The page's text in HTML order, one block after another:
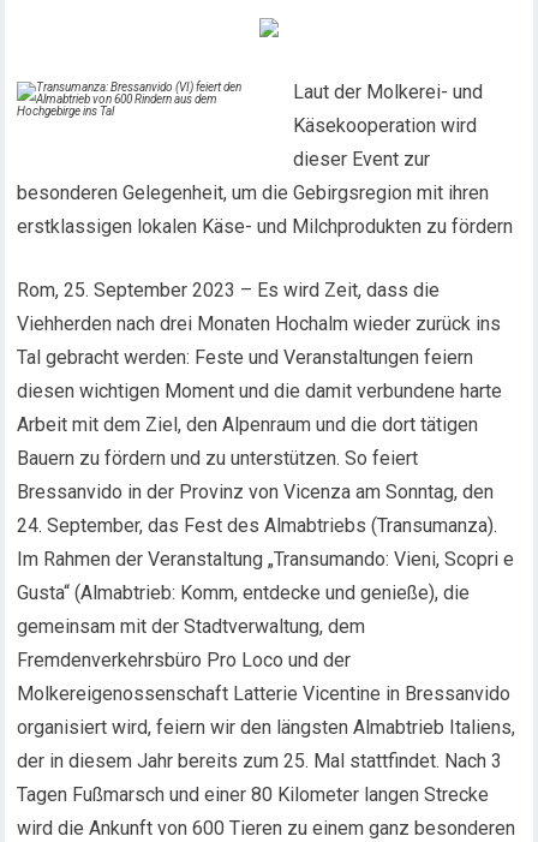
Laut der Molkerei- und
Käsekooperation wird
dieser Event zur
besonderen Gelegenheit, um die Gebirgsregion mit ihren
erstklassigen lokalen Käse- und Milchprodukten zu fördern
Rom, 25. September 2023 – Es wird Zeit, dass die
Viehherden nach drei Monaten Hochalm wieder zurück ins
Tal gebracht werden: Feste und Veranstaltungen feiern
diesen wichtigen Moment und die damit verbundene harte
Arbeit mit dem Ziel, den Alpenraum und die dort tätigen
Bauern zu fördern und zu unterstützen. So feiert
Bressanvido in der Provinz von Vicenza am Sonntag, den
24. September, das Fest des Almabtriebs (Transumanza).
Im Rahmen der Veranstaltung „Transumando: Vieni, Scopri e
Gusta“ (Almabtrieb: Komm, entdecke und genieße), die
gemeinsam mit der Stadtverwaltung, dem
Fremdenverkehrsbüro Pro Loco und der
Molkereigenossenschaft Latterie Vicentine in Bressanvido
organisiert wird, feiern wir den längsten Almabtrieb Italiens,
der in diesem Jahr bereits zum 25. Mal stattfindet. Nach 3
Tagen Fußmarsch und einer 80 Kilometer langen Strecke
wird die Ankunft von 600 Tieren zu einem ganz besonderen